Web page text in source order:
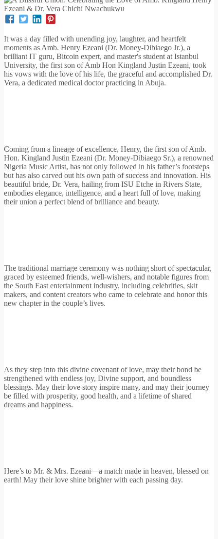
It was a day filled with unending joy, laughter, and heartfelt
moments as Amb. Henry Ezeani (Dr. Money-Dibiaego Jr.), a
brilliant IT guru, Bitcoin expert, and master's student at Istanbul
University, the first son of Amb Hon Kingland Justin Ezeani, took
his vows with the love of his life, the graceful and accomplished Dr.
Vera, a dedicated medical doctor practicing in Abuja.
Coming from a lineage of excellence, Henry, the first son of Amb.
Hon. Kingland Justin Ezeani (Dr. Money-Dibiaego Sr.), a renowned
Nigeria Music Artist, has not only followed in his father’s footsteps
but has also carved out his own path of success and innovation. His
beautiful bride, Dr. Vera, hailing from ISU Etche in Rivers State,
embodies elegance, intelligence, and a heart full of love, making
their union a perfect blend of brilliance and beauty.
The traditional marriage ceremony was nothing short of spectacular,
graced by esteemed friends, well-wishers, and notable figures from
the South East entertainment industry, including celebrities, skit
makers, and content creators who came to celebrate and honor this
new chapter in the couple’s lives.
As they step into this divine covenant of love, may their bond be
strengthened with endless joy, Divine support, and boundless
blessings. May their love story inspire many, and may their journey
be filled with prosperity, good health, and a lifetime of shared
dreams and happiness.
Here’s to Mr. & Mrs. Ezeani—a match made in heaven, blessed on
earth! May their love shine brighter with each passing day.